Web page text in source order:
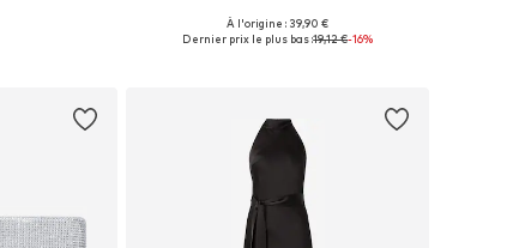
Tailles disponibles: One Size
À l'origine : 39,90 €
Dernier prix le plus bas :19,12 €-16%